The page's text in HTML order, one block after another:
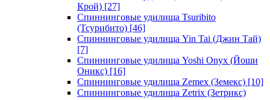
Крой) [27]
Спиннинговые удилища Tsuribito
(Тсурибито) [46]
Спиннинговые удилища Yin Tai (Джин Тай)
[7]
Спиннинговые удилища Yoshi Onyx (Йоши
Оникс) [16]
Спиннинговые удилища Zemex (Земекс) [10]
Спиннинговые удилища Zetrix (Зетрикс)